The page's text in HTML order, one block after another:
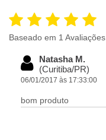
Baseado em 1 Avaliações
Natasha M.
(Curitiba/PR)
06/01/2017 às 17:33:00
bom produto